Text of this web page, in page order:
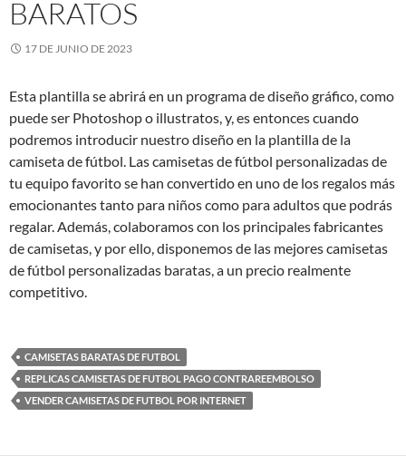
BARATOS
17 DE JUNIO DE 2023
Esta plantilla se abrirá en un programa de diseño gráfico, como
puede ser Photoshop o illustratos, y, es entonces cuando
podremos introducir nuestro diseño en la plantilla de la
camiseta de fútbol. Las camisetas de fútbol personalizadas de
tu equipo favorito se han convertido en uno de los regalos más
emocionantes tanto para niños como para adultos que podrás
regalar. Además, colaboramos con los principales fabricantes
de camisetas, y por ello, disponemos de las mejores camisetas
de fútbol personalizadas baratas, a un precio realmente
competitivo.
CAMISETAS BARATAS DE FUTBOL
REPLICAS CAMISETAS DE FUTBOL PAGO CONTRAREEMBOLSO
VENDER CAMISETAS DE FUTBOL POR INTERNET